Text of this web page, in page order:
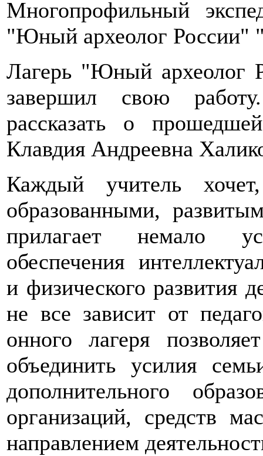
Многопрофильный
"Юный археолог России"
Лагерь "Юный археолог
завершил свою
рассказать о
Клавдия Андреевна
Каждый учитель
образованными,
прилагает немало
обеспечения
и физического развития
не все зависит от
онного лагеря
объединить усилия
дополнительного
организаций, средств
направлением